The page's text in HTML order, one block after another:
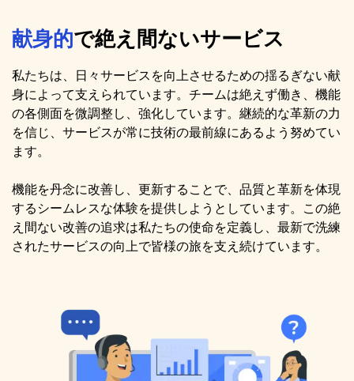
献身的で絶え間ないサービス
私たちは、日々サービスを向上させるための揺るぎない献
身によって支えられています。チームは絶えず働き、機能
の各側面を微調整し、強化しています。継続的な革新の力
を信じ、サービスが常に技術の最前線にあるよう努めてい
ます。
機能を丹念に改善し、更新することで、品質と革新を体現
するシームレスな体験を提供しようとしています。この絶
え間ない改善の追求は私たちの使命を定義し、最新で洗練
されたサービスの向上で皆様の旅を支え続けています。